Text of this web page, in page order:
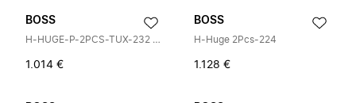
BOSS
H-HUGE-P-2PCS-TUX-232 Pak
1.014 €
BOSS
H-Huge 2Pcs-224
1.128 €